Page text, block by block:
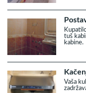
tuš
kabine.
Vaša